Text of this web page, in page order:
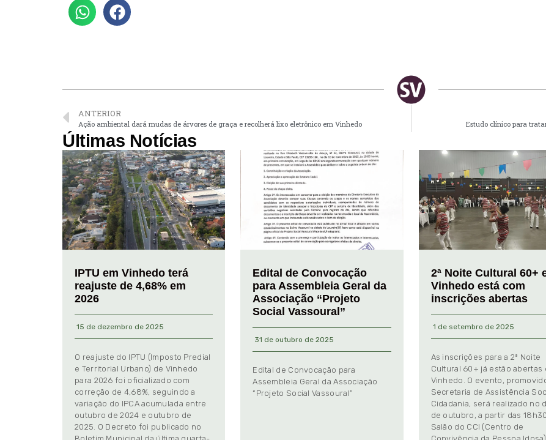
ANTERIOR
Ação ambiental dará mudas de árvores de graça e recolherá lixo eletrônico em Vinhedo Estudo clínico para
Últimas Notícias
IPTU em Vinhedo terá
reajuste de 4,68% em
2026
15 de dezembro de 2025
O reajuste do IPTU (Imposto Predial
e Territorial Urbano) de Vinhedo
para 2026 foi oficializado com
correção de 4,68%, seguindo a
variação do IPCA acumulada entre
outubro de 2024 e outubro de
2025. O Decreto foi publicado no
Edital de Convocação
para Assembleia Geral da
Associação “Projeto
Social Vassoural”
31 de outubro de 2025
Edital de Convocação para
Assembleia Geral da Associação
“Projeto Social Vassoural”
2ª Noite Cultural 60+
Vinhedo está com
inscrições abertas
1 de setembro de 2025
As inscrições para a 2ª Noite
Cultural 60+ já estão abertas
Vinhedo. O evento,
Secretaria de Assistência
Cidadania, será realizado no
de outubro, a partir das
Salão do CCI (Centro de